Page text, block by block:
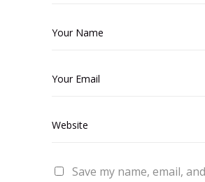
Save my name, email,